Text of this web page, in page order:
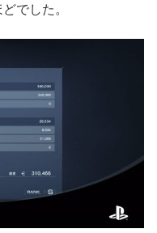
どでした。